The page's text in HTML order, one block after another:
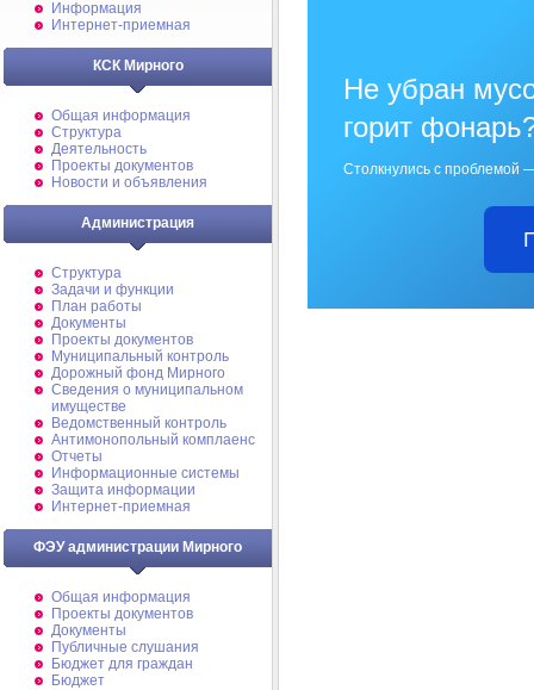
Информация
Интернет-приемная
КСК Мирного
Общая информация
Структура
Деятельность
Проекты документов
Новости и объявления
Администрация
Структура
Задачи и функции
План работы
Документы
Проекты документов
Муниципальный контроль
Дорожный фонд Мирного
Cведения о муниципальном
имуществе
Ведомственный контроль
Антимонопольный комплаенс
Отчеты
Информационные системы
Защита информации
Интернет-приемная
ФЭУ администрации Мирного
Общая информация
Проекты документов
Документы
Публичные слушания
Бюджет для граждан
Бюджет
Не убран
горит
Столкнулись с проблемой